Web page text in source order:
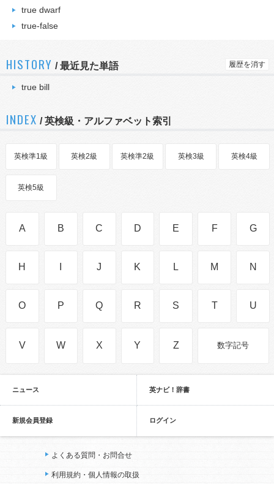
true dwarf
true-false
HISTORY /最近見た単語 履歴を消す
true bill
INDEX / 英検級・アルファベット索引
英検準1級 英検2級 英検準2級 英検3級 英検4級
英検5級
A B C D E F G
H J K L M N
O P Q R S T U
V W X Y Z 数字記号
ニュース 英ナビ！辞書
新規会員登録 ログイン
よくある質問・お問合せ
利用規約・個人情報の取扱